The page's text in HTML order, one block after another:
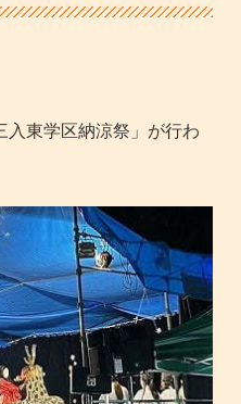
入東学区納涼祭」が行わ